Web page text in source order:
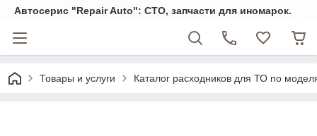
Автосерис "Repair Auto": СТО, запчасти для иномарок.
Товары и услуги Каталог расходников для ТО по